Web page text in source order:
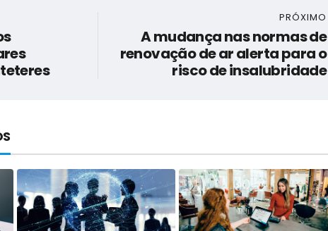
PRÓXIMO
A mudança nas normas de
renovação de ar alerta para o
risco de insalubridade